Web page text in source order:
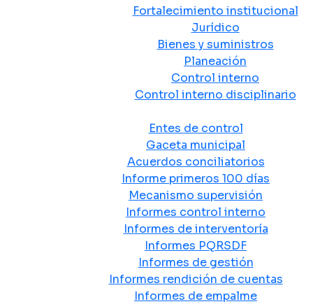
Fortalecimiento institucional
Jurídico
Bienes y suministros
Planeación
Control interno
Control interno disciplinario
Entes de control
Gaceta municipal
Acuerdos conciliatorios
Informe primeros 100 días
Mecanismo supervisión
Informes control interno
Informes de interventoría
Informes PQRSDF
Informes de gestión
Informes rendición de cuentas
Informes de empalme